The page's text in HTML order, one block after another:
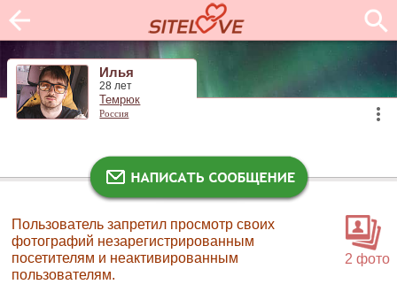
Илья
28 лет
Темрюк
Россия
2 фото
Пользователь запретил просмотр своих
фотографий незарегистрированным
посетителям и неактивированным
пользователям.